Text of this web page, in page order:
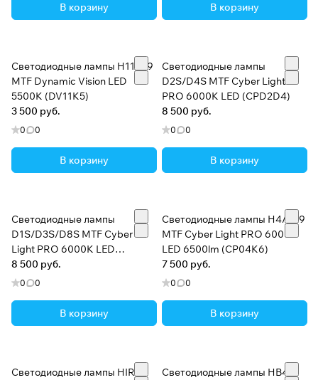
В корзину В корзину
Светодиодные лампы H11/H9
MTF Dynamic Vision LED
5500K (DV11K5)
3 500 руб.
0 0
В корзину
Светодиодные лампы
D2S/D4S MTF Cyber Light
PRO 6000K LED (CPD2D4)
8 500 руб.
0 0
В корзину
Светодиодные лампы
D1S/D3S/D8S MTF Cyber
Light PRO 6000K LED
(CPD1D3)
8 500 руб.
0 0
В корзину
Светодиодные лампы H4/H19
MTF Cyber Light PRO 6000K
LED 6500lm (CP04K6)
7 500 руб.
0 0
В корзину
Светодиодные лампы HIR2
Светодиодные лампы HB4